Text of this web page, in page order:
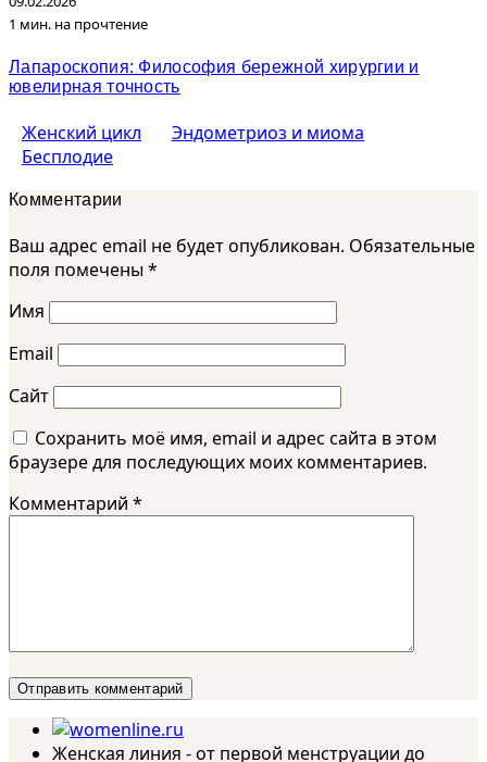
1 мин. на прочтение
Лапароскопия: Философия бережной хирургии и
ювелирная точность
Женский цикл
Эндометриоз и миома
Бесплодие
Комментарии
Ваш адрес email не будет опубликован. Обязательные
поля помечены*
Имя
Email
Сайт
Сохранить моё имя, email и адрес сайта в этом
браузере для последующих моих комментариев.
Комментарий *
Женская линия - от первой менструации до